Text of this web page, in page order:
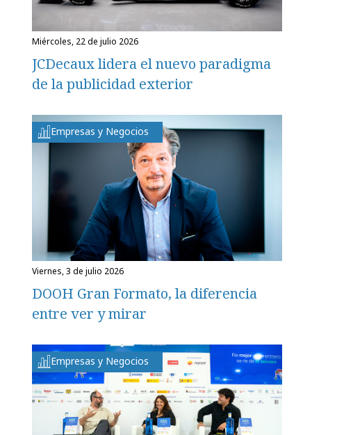
miércoles, 22 de julio 2026
JCDecaux lidera el nuevo paradigma
de la publicidad exterior
Empresas y Negocios
viernes, 3 de julio 2026
DOOH Gran Formato, la diferencia
entre ver y mirar
Empresas y Negocios